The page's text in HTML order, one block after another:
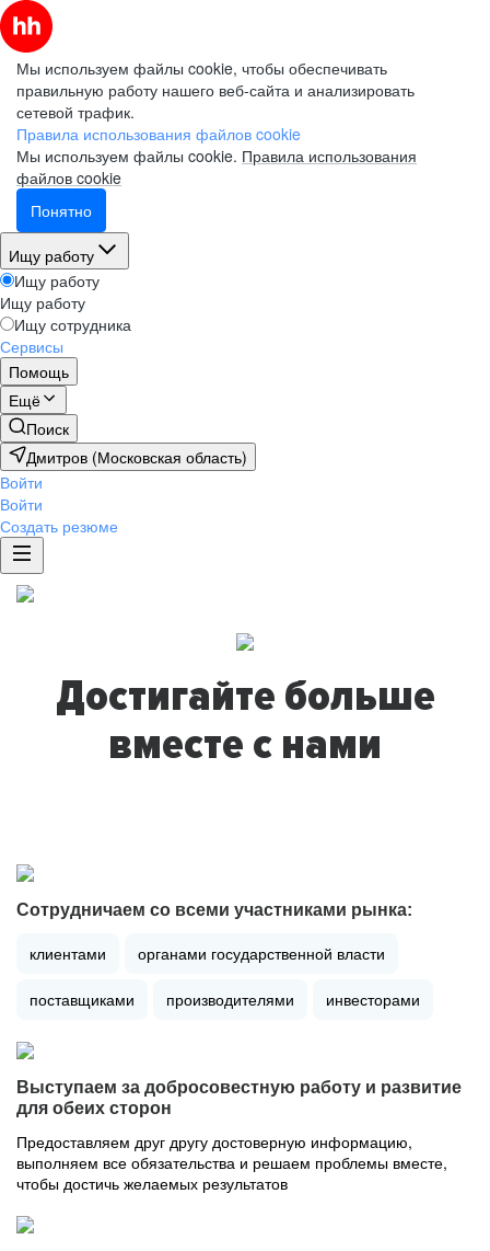
Мы используем файлы cookie, чтобы обеспечивать
правильную работу нашего веб-сайта и анализировать
сетевой трафик.
Правила использования файлов cookie
Мы используем файлы cookie. Правила использования
файлов cookie
Понятно
Ищу работу
Ищу работу
Ищу работу
Ищу сотрудника
Сервисы
Помощь
Ещё
Поиск
Дмитров (Московская область)
Войти
Войти
Создать резюме
Достигайте больше
вместе с нами
Сотрудничаем со всеми участниками рынка:
клиентами органами государственной власти
поставщиками производителями инвесторами
Выступаем за добросовестную работу и развитие
для обеих сторон
Предоставляем друг другу достоверную информацию,
выполняем все обязательства и решаем проблемы вместе,
чтобы достичь желаемых результатов